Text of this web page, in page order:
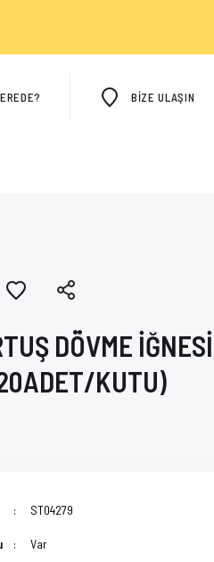
BİZE ULAŞIN
DÖVME İĞNESİ
KUTU)
ST04279
Var